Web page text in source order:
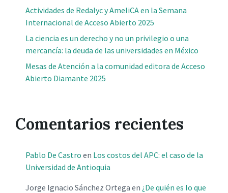
Actividades de Redalyc y AmeliCA en la Semana
Internacional de Acceso Abierto 2025
La ciencia es un derecho y no un privilegio o una
mercancía: la deuda de las universidades en México
Mesas de Atención a la comunidad editora de Acceso
Abierto Diamante 2025
Comentarios recientes
Pablo De Castro en Los costos del APC: el caso de la
Universidad de Antioquia
Jorge Ignacio Sánchez Ortega en ¿De quién es lo que